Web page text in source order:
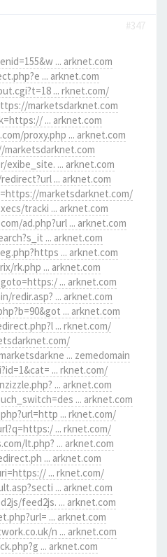
#347
... arknet.com
... arknet.com
... rknet.com/
marketsdarknet.com
... arknet.com
proxy.php ... arknet.com
... arknet.com
... arknet.com
marketsdarknet.com/
tracki ... arknet.com
ad.php?url ... arknet.com
... arknet.com
... arknet.com
rk.php ... arknet.com
... arknet.com
redir.asp? ... arknet.com
... arknet.com
... rknet.com/
... zemedomain
... rknet.com/
... arknet.com
... arknet.com
... rknet.com/
... rknet.com/
lt.php? ... arknet.com
... arknet.com
... rknet.com/
... arknet.com
feed2js. ... arknet.com
... arknet.com
n ... arknet.com
... arknet.com